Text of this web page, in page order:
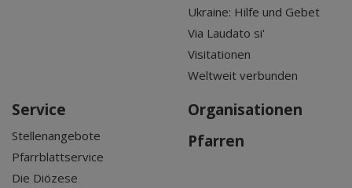
Ukraine: Hilfe und Gebet
Via Laudato si'
Visitationen
Weltweit verbunden
Service
Stellenangebote
Pfarrblattservice
Die Diözese
Organisationen
Pfarren